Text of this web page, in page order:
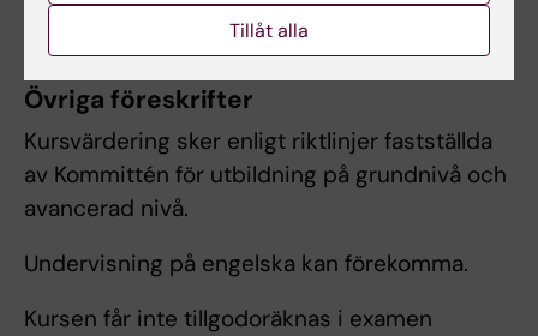
skedde.
Övriga föreskrifter
Kursvärdering sker enligt riktlinjer fastställda
av Kommittén för utbildning på grundnivå och
avancerad nivå.
Undervisning på engelska kan förekomma.
Kursen får inte tillgodoräknas i examen
Tillåt alla